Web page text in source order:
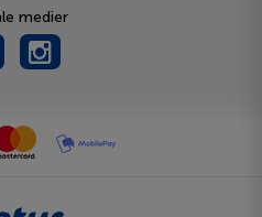
medier